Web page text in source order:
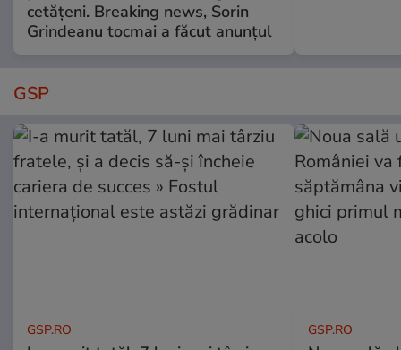
cetățeni. Breaking news, Sorin
Grindeanu tocmai a făcut anunțul
GSP
GSP.RO GSP.RO